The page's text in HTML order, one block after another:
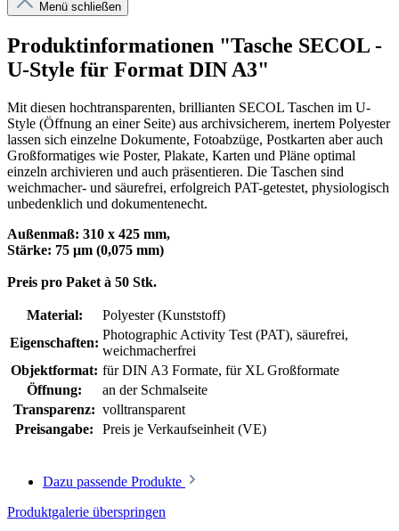
Menü schließen
Produktinformationen "Tasche SECOL -
U-Style für Format DIN A3"
Mit diesen hochtransparenten, brillianten SECOL Taschen im U-
Style (Öffnung an einer Seite) aus archivsicherem, inertem Polyester
lassen sich einzelne Dokumente, Fotoabzüge, Postkarten aber auch
Großformatiges wie Poster, Plakate, Karten und Pläne optimal
einzeln archivieren und auch präsentieren. Die Taschen sind
weichmacher- und säurefrei, erfolgreich PAT-getestet, physiologisch
unbedenklich und dokumentenecht.
Außenmaß: 310 x 425 mm,
Stärke: 75 μm (0,075 mm)
Preis pro Paket à 50 Stk.
Material:
Polyester (Kunststoff)
Eigenschaften:
Photographic Activity Test (PAT), säurefrei,
weichmacherfrei
Objektformat: für DIN A3 Formate, für XL Großformate
Öffnung:
an der Schmalseite
Transparenz: volltransparent
Preisangabe:
Preis je Verkaufseinheit (VE)
Dazu passende Produkte
Produktgalerie überspringen